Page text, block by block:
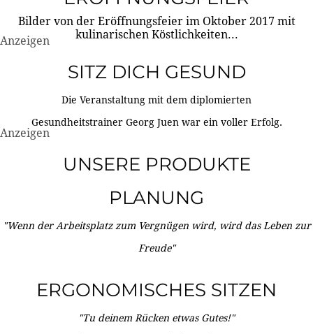
Bilder von der Eröffnungsfeier im Oktober 2017 mit
kulinarischen Köstlichkeiten...
Anzeigen
SITZ DICH GESUND
Die Veranstaltung mit dem diplomierten
Gesundheitstrainer Georg Juen war ein voller Erfolg.
Anzeigen
UNSERE PRODUKTE
PLANUNG
"Wenn der Arbeitsplatz zum Vergnügen wird, wird das Leben zur
Freude"
ERGONOMISCHES SITZEN
"Tu deinem Rücken etwas Gutes!"